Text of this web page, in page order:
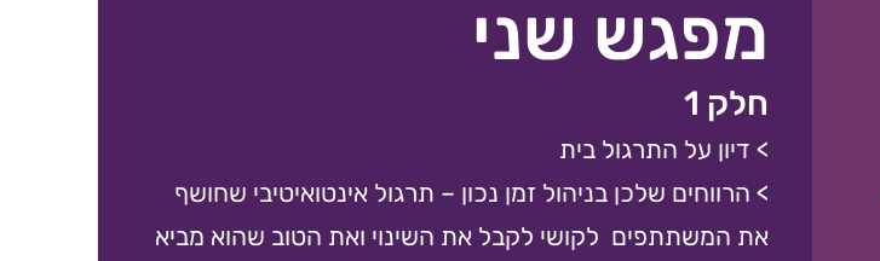
מפגש שני
חלק 1
> דיון על התרגול בית
> הרווחים שלכן בניהול זמן נכון – תרגול אינטואיטיבי שחושף
את המשתתפים לקושי לקבל את השינוי ואת הטוב שהוא מביא